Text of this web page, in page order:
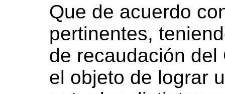
Que de acuerdo
pertinentes,
de recaudación
el objeto de lograr